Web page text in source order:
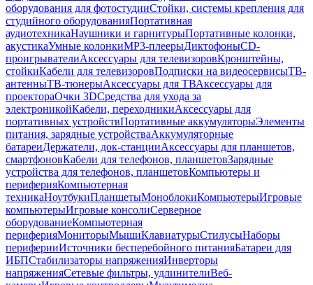
оборудования для фотостудииСтойки, системы крепления для
студийного оборудованияПортативная
аудиотехникаНаушники и гарнитурыПортативные колонки,
акустикаУмные колонкиMP3-плеерыДиктофоныCD-
проигрывателиАксессуары для телевизоровКронштейны,
стойкиКабели для телевизоровПодписки на видеосервисыТВ-
антенныТВ-тюнерыАксессуары для ТВАксессуары для
проектораОчки 3DСредства для ухода за
электроникойКабели, переходникиАксессуары для
портативных устройствПортативные аккумуляторыЭлементы
питания, зарядные устройстваАккумуляторные
батареиДержатели, док-станцииАксессуары для планшетов,
смартфоновКабели для телефонов, планшетовЗарядные
устройства для телефонов, планшетовКомпьютеры и
периферияКомпьютерная
техникаНоутбукиПланшетыМоноблокиКомпьютерыИгровые
компьютерыИгровые консолиСерверное
оборудованиеКомпьютерная
периферияМониторыМышиКлавиатурыСтилусыНаборы
периферииИсточники бесперебойного питанияБатареи для
ИБПСтабилизаторы напряженияИнверторы
напряженияСетевые фильтры, удлинителиВеб-